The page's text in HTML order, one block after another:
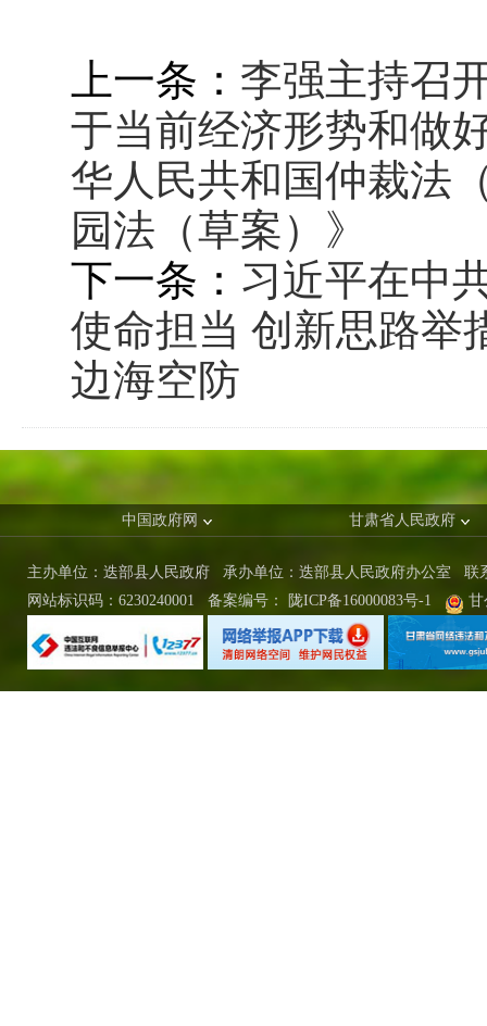
上一条： 李强主持召
于当前经济形势和做
华人民共和国仲裁法
园法（草案）》
下一条： 习近平在中
使命担当 创新思路举
边海空防
中国政府网 甘肃省人民政府
主办单位：迭部县人民政府 承办单位：迭部县人民政府办公室 联
网站标识码：6230240001
备案编号： 陇ICP备16000083号-1 甘